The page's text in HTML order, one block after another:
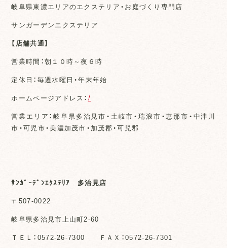
岐阜県東濃エリアのエクステリア・お庭づくり専門店
サンガーデンエクステリア
【店舗共通】
営業時間：朝１０時～夜６時
定休日：毎週水曜日・年末年始
ホームページアドレス： /
営業エリア：岐阜県多治見市・土岐市・瑞浪市・恵那市・中津川
市・可児市・美濃加茂市・加茂郡・可児郡
ｻﾝｶﾞｰﾃﾞﾝｴｸｽﾃﾘｱ 多治見店
〒507-0022
岐阜県多治見市上山町2-60
ＴＥＬ：0572-26-7300 ＦＡＸ：0572-26-7301